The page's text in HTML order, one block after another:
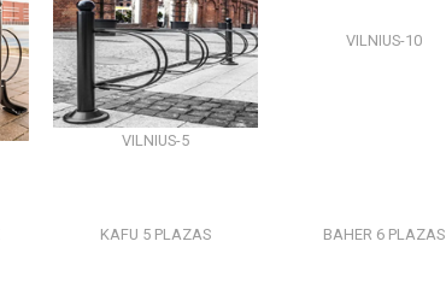
VILNIUS-5
VILNIUS-10
KAFU 5 PLAZAS BAHER 6 PLAZAS